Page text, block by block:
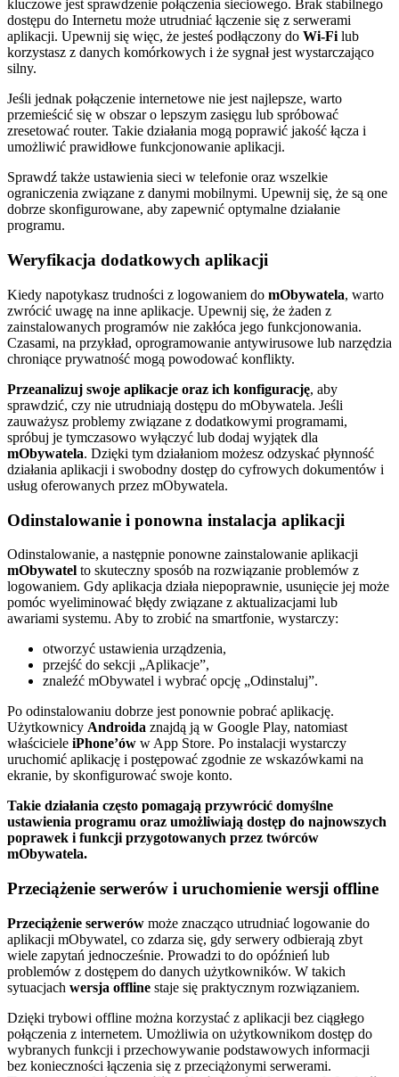
kluczowe jest sprawdzenie połączenia sieciowego. Brak stabilnego
dostępu do Internetu może utrudniać łączenie się z serwerami
aplikacji. Upewnij się więc, że jesteś podłączony do Wi-Fi lub
korzystasz z danych komórkowych i że sygnał jest wystarczająco
silny.
Jeśli jednak połączenie internetowe nie jest najlepsze, warto
przemieścić się w obszar o lepszym zasięgu lub spróbować
zresetować router. Takie działania mogą poprawić jakość łącza i
umożliwić prawidłowe funkcjonowanie aplikacji.
Sprawdź także ustawienia sieci w telefonie oraz wszelkie
ograniczenia związane z danymi mobilnymi. Upewnij się, że są one
dobrze skonfigurowane, aby zapewnić optymalne działanie
programu.
Weryfikacja dodatkowych aplikacji
Kiedy napotykasz trudności z logowaniem do mObywatela, warto
zwrócić uwagę na inne aplikacje. Upewnij się, że żaden z
zainstalowanych programów nie zakłóca jego funkcjonowania.
Czasami, na przykład, oprogramowanie antywirusowe lub narzędzia
chroniące prywatność mogą powodować konflikty.
Przeanalizuj swoje aplikacje oraz ich konfigurację, aby
sprawdzić, czy nie utrudniają dostępu do mObywatela. Jeśli
zauważysz problemy związane z dodatkowymi programami,
spróbuj je tymczasowo wyłączyć lub dodaj wyjątek dla
mObywatela. Dzięki tym działaniom możesz odzyskać płynność
działania aplikacji i swobodny dostęp do cyfrowych dokumentów i
usług oferowanych przez mObywatela.
Odinstalowanie i ponowna instalacja aplikacji
Odinstalowanie, a następnie ponowne zainstalowanie aplikacji
mObywatel to skuteczny sposób na rozwiązanie problemów z
logowaniem. Gdy aplikacja działa niepoprawnie, usunięcie jej może
pomóc wyeliminować błędy związane z aktualizacjami lub
awariami systemu. Aby to zrobić na smartfonie, wystarczy:
otworzyć ustawienia urządzenia,
przejść do sekcji „Aplikacje”,
znaleźć mObywatel i wybrać opcję „Odinstaluj”.
Po odinstalowaniu dobrze jest ponownie pobrać aplikację.
Użytkownicy Androida znajdą ją w Google Play, natomiast
właściciele iPhone’ów w App Store. Po instalacji wystarczy
uruchomić aplikację i postępować zgodnie ze wskazówkami na
ekranie, by skonfigurować swoje konto.
Takie działania często pomagają przywrócić domyślne
ustawienia programu oraz umożliwiają dostęp do najnowszych
poprawek i funkcji przygotowanych przez twórców
mObywatela.
Przeciążenie serwerów i uruchomienie wersji offline
Przeciążenie serwerów może znacząco utrudniać logowanie do
aplikacji mObywatel, co zdarza się, gdy serwery odbierają zbyt
wiele zapytań jednocześnie. Prowadzi to do opóźnień lub
problemów z dostępem do danych użytkowników. W takich
sytuacjach wersja offline staje się praktycznym rozwiązaniem.
Dzięki trybowi offline można korzystać z aplikacji bez ciągłego
połączenia z internetem. Umożliwia on użytkownikom dostęp do
wybranych funkcji i przechowywanie podstawowych informacji
bez konieczności łączenia się z przeciążonymi serwerami.